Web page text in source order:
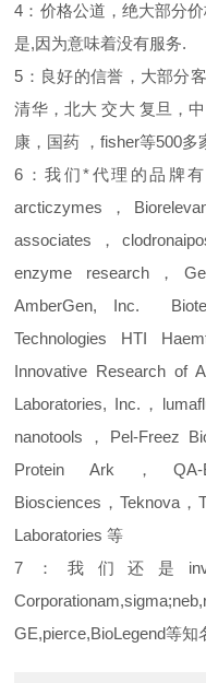
4：价格公道，绝大部分
是,因为意味着没有服务.
5：良好的信誉，大部分
清华，北大 交大 复旦，
康，国药 ，fisher等500多
6：我们*代理的品牌
arcticzymes，
associates，
enzyme research，
AmberGen, Inc.
Technologies HTI
Innovative Research of
Laboratories, Inc.，
nanotools，Pel-Freez
Protein Ark，QA-
Biosciences，Teknova，
Laboratories 等
7：我们还是
GE,pierce,BioLegend等知